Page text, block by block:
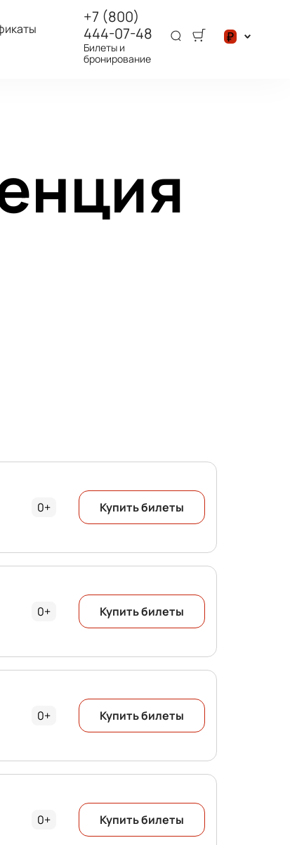
+7 (800)
444-07-48
Билеты и
бронирование
₽
0+ Купить билеты
0+ Купить билеты
0+ Купить билеты
0+ Купить билеты